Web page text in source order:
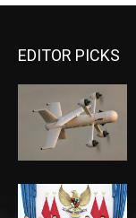
EDITOR PICKS